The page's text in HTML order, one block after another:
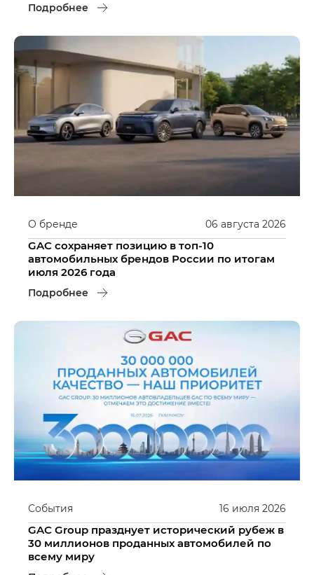
Подробнее
06 августа 2026
О бренде
GAC сохраняет позицию в топ-10
автомобильных брендов России по итогам
июля 2026 года
Подробнее
16 июля 2026
События
GAC Group празднует исторический рубеж в
30 миллионов проданных автомобилей по
всему миру